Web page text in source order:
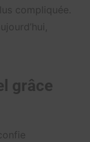
compliquée.
grâce